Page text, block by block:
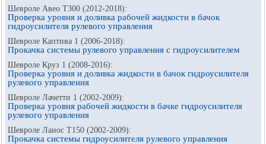
Шевроле Авео Т300 (2012-2018):
Проверка уровня и доливка рабочей жидкости в бачок
гидроусилителя рулевого управления
Шевроле Каптива 1 (2006-2018):
Прокачка системы рулевого управления с гидроусилителем
Шевроле Круз 1 (2008-2016):
Проверка уровня и доливка жидкости в бачок гидроусилителя
рулевого управления
Шевроле Лачетти 1 (2002-2009):
Проверка уровня рабочей жидкости в бачке гидроусилителя
рулевого управления
Шевроле Ланос Т150 (2002-2009):
Прокачка системы гидроусилителя рулевого управления